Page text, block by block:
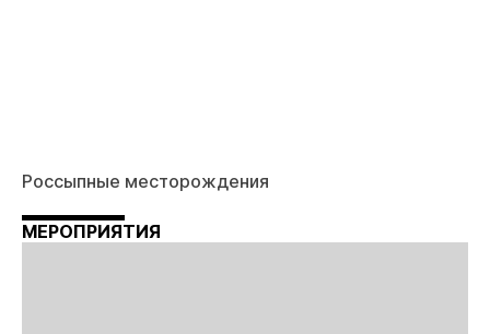
Россыпные месторождения
МЕРОПРИЯТИЯ